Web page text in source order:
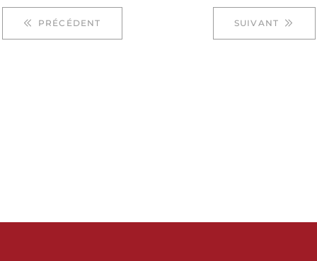
PRÉCÉDENT SUIVANT